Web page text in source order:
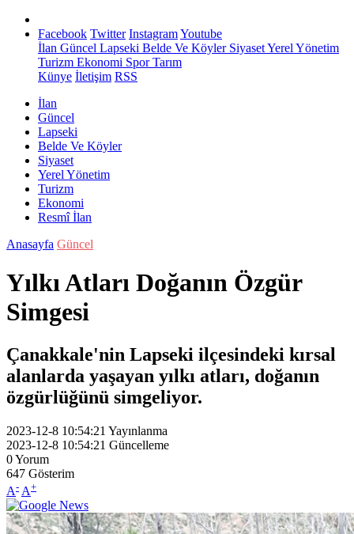
Facebook Twitter InstagramYoutube
İlan Güncel Lapseki Belde Ve KöylerSiyasetYerel Yönetim
Turizm Ekonomi SporTarım
Künye İletişim RSS
İlan
Güncel
Lapseki
Belde Ve Köyler
Siyaset
Yerel Yönetim
Turizm
Ekonomi
Resmî İlan
Anasayfa Güncel
Yılkı Atları Doğanın Özgür
Simgesi
Çanakkale'nin Lapseki ilçesindeki kırsal
alanlarda yaşayan yılkı atları, doğanın
özgürlüğünü simgeliyor.
2023-12-8 10:54:21 Yayınlanma
2023-12-8 10:54:21 Güncelleme
0Yorum
647 Gösterim
A- A+